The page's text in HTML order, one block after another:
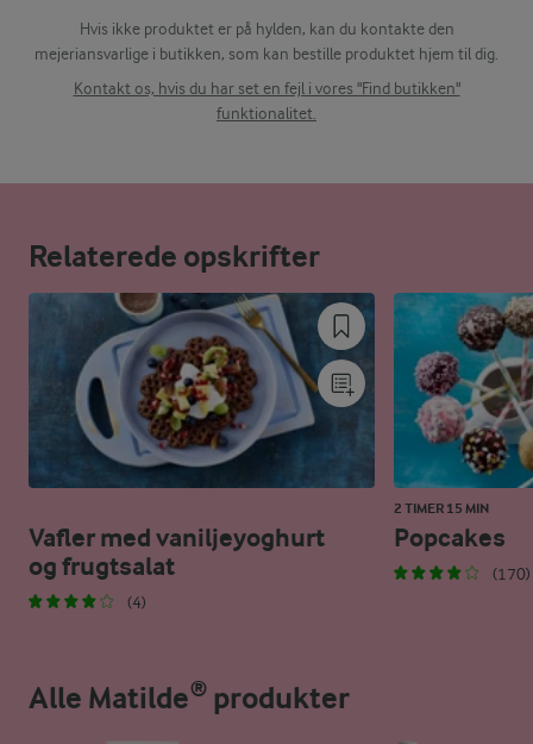
Hvis ikke produktet er på hylden, kan du kontakte den
mejeriansvarlige i butikken, som kan bestille produktet hjem til dig.
Kontakt os, hvis du har set en fejl i vores "Find butikken"
funktionalitet.
Relaterede opskrifter
Vafler med vaniljeyoghurt
og frugtsalat
(4)
2 TIMER 15 MIN
Popcakes
(170)
Alle Matilde® produkter